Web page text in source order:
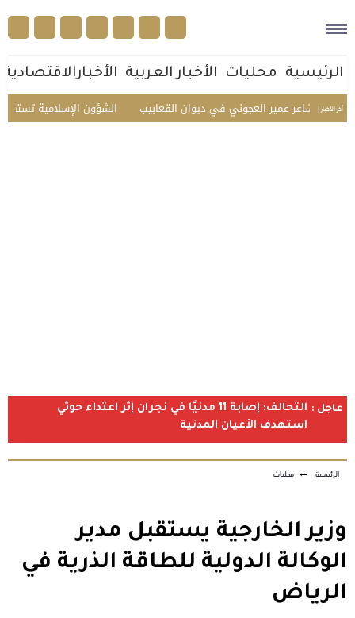
الرئيسية محليات الأخبار العربية الأخبارالاقتصادية
أخر الأخبار | الشؤون الإسلامية تستقبل الشاعر عمير العجوني في ديوان القعابيب
عاجل :
التحالف: إصابة 11 مدنيًا في نجران إثر اعتداء حوثي
استهدف الأعيان المدنية
الرئيسية ← محليات
وزير الخارجية يستقبل مدير
الوكالة الدولية للطاقة الذرية في
الرياض